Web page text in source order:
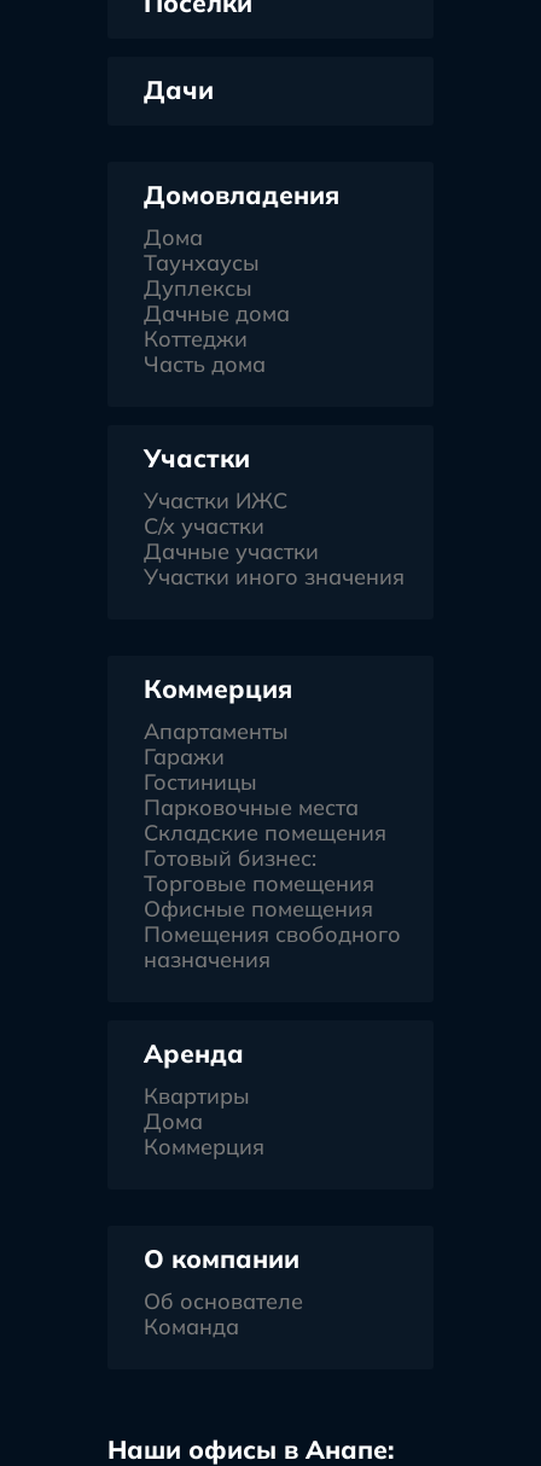
Дачи
Домовладения
Дома
Таунхаусы
Дуплексы
Дачные дома
Коттеджи
Часть дома
Участки
Участки ИЖС
С/х участки
Дачные участки
Участки иного значения
Коммерция
Апартаменты
Гаражи
Гостиницы
Парковочные места
Складские помещения
Готовый бизнес:
Торговые помещения
Офисные помещения
Помещения свободного
назначения
Аренда
Квартиры
Дома
Коммерция
О компании
Об основателе
Команда
Наши офисы в Анапе: